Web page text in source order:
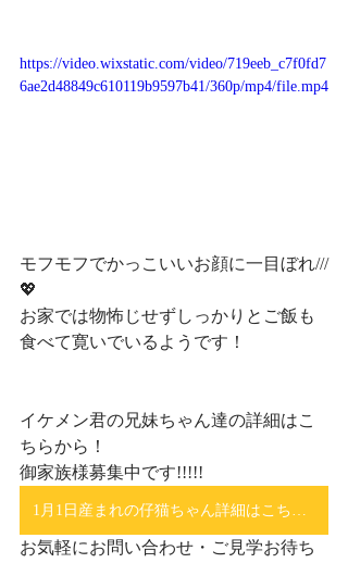
https://video.wixstatic.com/video/719eeb_c7f0fd7
6ae2d48849c610119b9597b41/360p/mp4/file.mp4
モフモフでかっこいいお顔に一目ぼれ///
💖
お家では物怖じせずしっかりとご飯も
食べて寛いでいるようです！
イケメン君の兄妹ちゃん達の詳細はこ
ちらから！
御家族様募集中です!!!!!
1月1日産まれの仔猫ちゃん詳細はこちら！
お気軽にお問い合わせ・ご見学お待ち